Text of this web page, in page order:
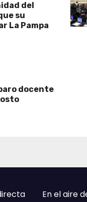
del
su
La Pampa
docente
En el aire